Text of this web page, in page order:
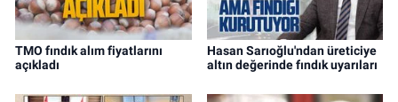
TMO fındık alım fiyatlarını
açıkladı
Hasan Sarıoğlu'ndan üreticiye
altın değerinde fındık uyarıları